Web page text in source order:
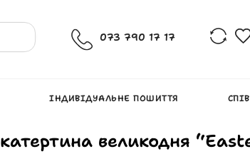
073 790 17 17
ІНДИВІДУАЛЬНЕ ПОШИТТЯ
великодня